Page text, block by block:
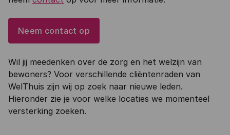
Neem contact op
Wil jij meedenken over de zorg en het welzijn van
bewoners? Voor verschillende cliëntenraden van
WelThuis zijn wij op zoek naar nieuwe leden.
Hieronder zie je voor welke locaties we momenteel
versterking zoeken.